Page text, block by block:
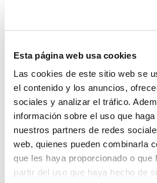
Esta página web usa cookies
Las cookies de este sitio web se
el contenido y los anuncios,
sociales y analizar el tráfico.
información sobre el uso que
nuestros partners de redes
web, quienes pueden combinarla
que les haya proporcionado o que
partir del uso que haya hecho de
y Ana Junyer como
U15 3×3 Femenina:Anna
Godella) y Noelia García
U15 3×3 Masculina:Jaime
Ferri y Rodrigo García